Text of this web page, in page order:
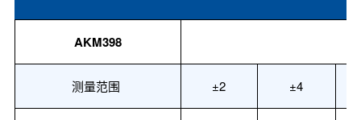
AKM398
测量范围 ±2 ±4